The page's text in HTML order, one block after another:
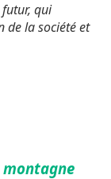
qui
de la société et
montagne